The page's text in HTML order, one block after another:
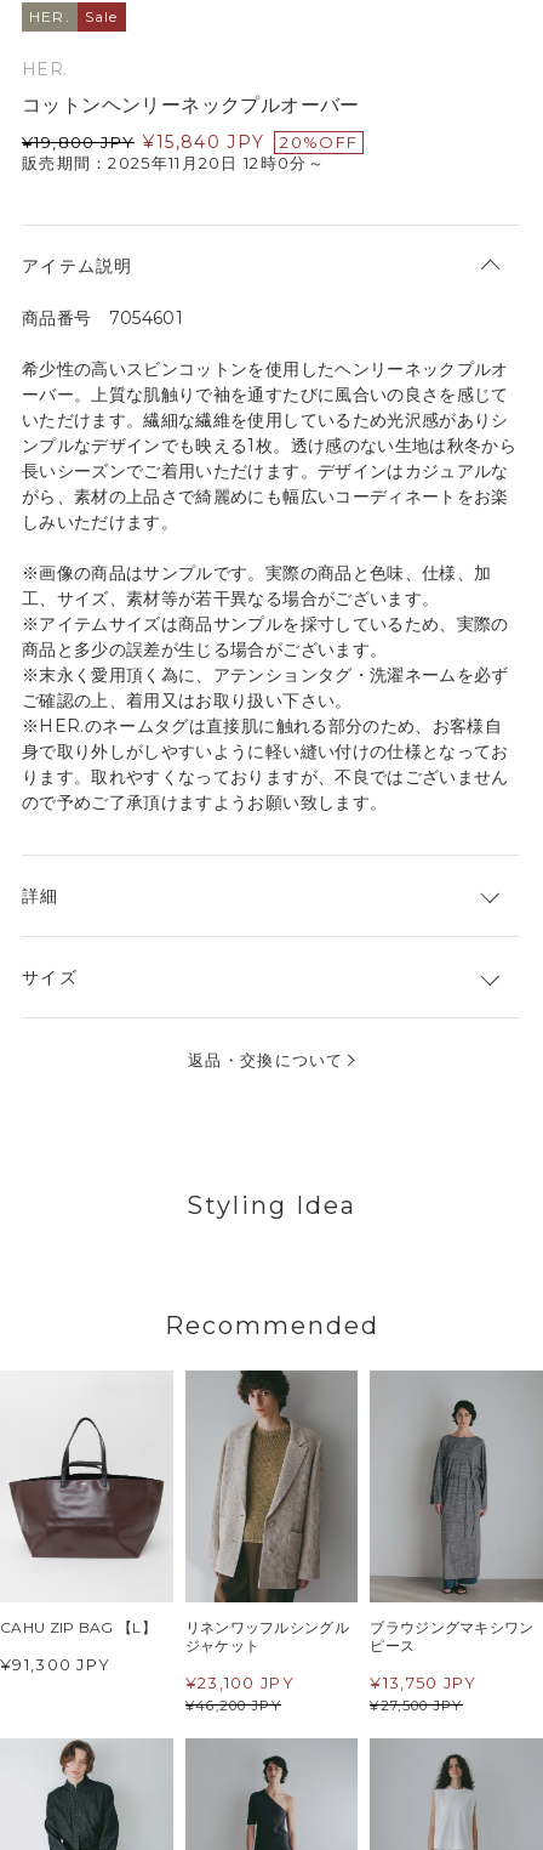
HER. Sale
HER.
コットンヘンリーネックプルオーバー
¥19,800 JPY ¥15,840 JPY
20%OFF
販売期間：2025年11月20日 12時0分～
アイテム説明
商品番号 7054601
希少性の高いスビンコットンを使用したヘンリーネックプルオ
ーバー。上質な肌触りで袖を通すたびに風合いの良さを感じて
いただけます。繊細な繊維を使用しているため光沢感がありシ
ンプルなデザインでも映える1枚。透け感のない生地は秋冬から
長いシーズンでご着用いただけます。デザインはカジュアルな
がら、素材の上品さで綺麗めにも幅広いコーディネートをお楽
しみいただけます。
※画像の商品はサンプルです。実際の商品と色味、仕様、加
工、サイズ、素材等が若干異なる場合がございます。
※アイテムサイズは商品サンプルを採寸しているため、実際の
商品と多少の誤差が生じる場合がございます。
※末永く愛用頂く為に、アテンションタグ・洗濯ネームを必ず
ご確認の上、着用又はお取り扱い下さい。
※HER.のネームタグは直接肌に触れる部分のため、お客様自
身で取り外しがしやすいように軽い縫い付けの仕様となってお
ります。取れやすくなっておりますが、不良ではございません
ので予めご了承頂けますようお願い致します。
詳細
サイズ
返品・交換について
Styling Idea
Recommended
CAHU ZIP BAG 【L】
¥91,300 JPY
リネンワッフルシングル
ジャケット
¥46,200 JPY
¥23,100 JPY
ブラウジングマキシワン
ピース
¥27,500 JPY
¥13,750 JPY